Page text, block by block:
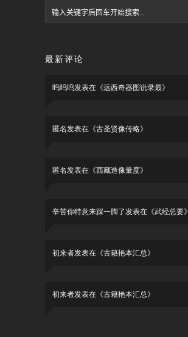
最新评论
呜呜呜发表在《远西奇器图说录最》
匿名发表在《古圣贤像传略》
匿名发表在《西藏造像量度》
辛苦你特意来踩一脚了发表在《武经总要》
初来者发表在《古籍艳本汇总》
初来者发表在《古籍艳本汇总》